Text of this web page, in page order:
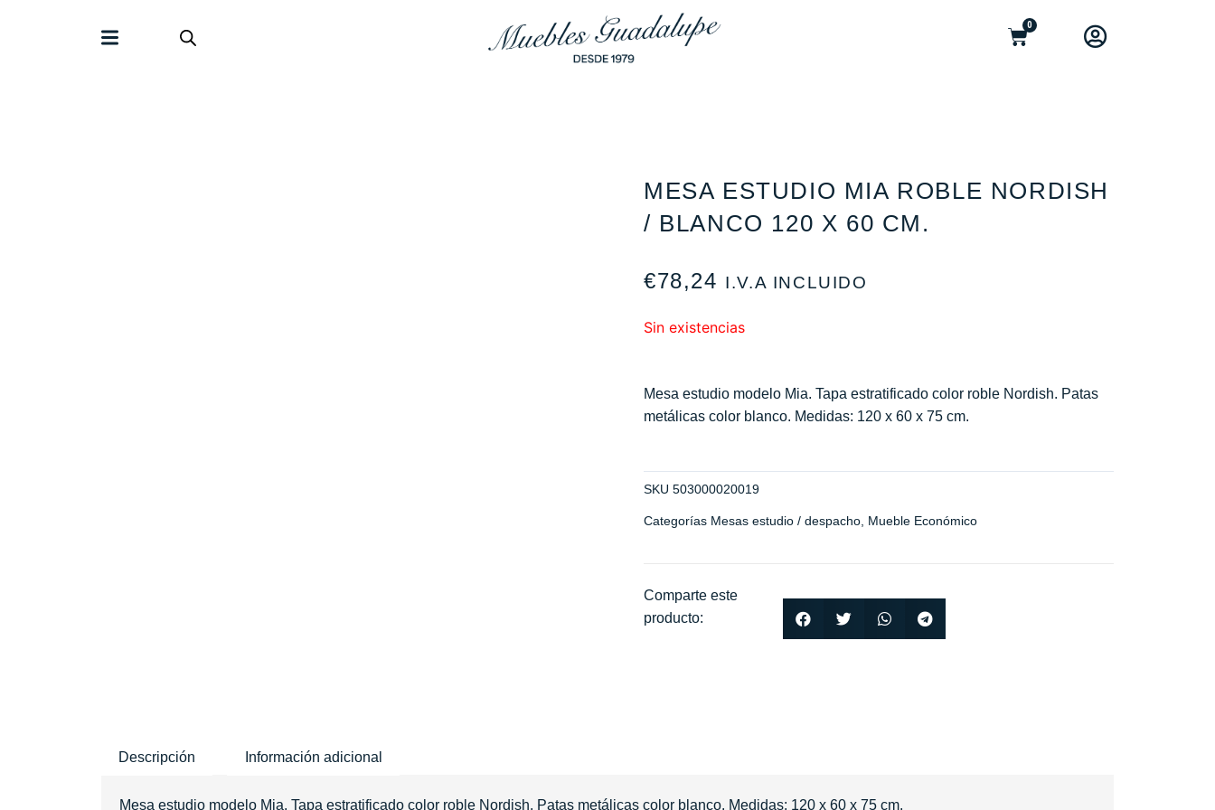
0
MESA ESTUDIO MIA ROBLE NORDISH
/ BLANCO 120 X 60 CM.
€78,24 I.V.A INCLUIDO
Sin existencias
Mesa estudio modelo Mia. Tapa estratificado color roble Nordish. Patas
metálicas color blanco. Medidas: 120 x 60 x 75 cm.
SKU 503000020019
Categorías Mesas estudio / despacho, Mueble Económico
Comparte este
producto:
Descripción Información adicional
Mesa estudio modelo Mia. Tapa estratificado color roble Nordish. Patas metálicas color blanco. Medidas: 120 x 60 x 75 cm.